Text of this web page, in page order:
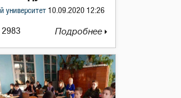
2983
университет 10.09.2020 12:26
Подробнее